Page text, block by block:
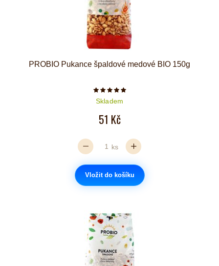
PROBIO Pukance špaldové medové BIO 150g
Počet hvězdiček je 5 z 5
Skladem
51 Kč
ks
Vložit do košíku